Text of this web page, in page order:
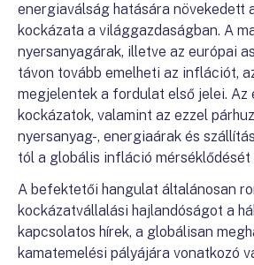
energiaválság hatására növekedett
kockázata a világgazdaságban. A
nyersanyagárak, illetve az európai
távon tovább emelheti az inflációt,
megjelentek a fordulat első jelei. Az
kockázatok, valamint az ezzel
nyersanyag-, energiaárak és
tól a globális infláció mérséklődését
A befektetői hangulat általánosan
kockázatvállalási hajlandóságot a
kapcsolatos hírek, a globálisan
kamatemelési pályájára vonatkozó